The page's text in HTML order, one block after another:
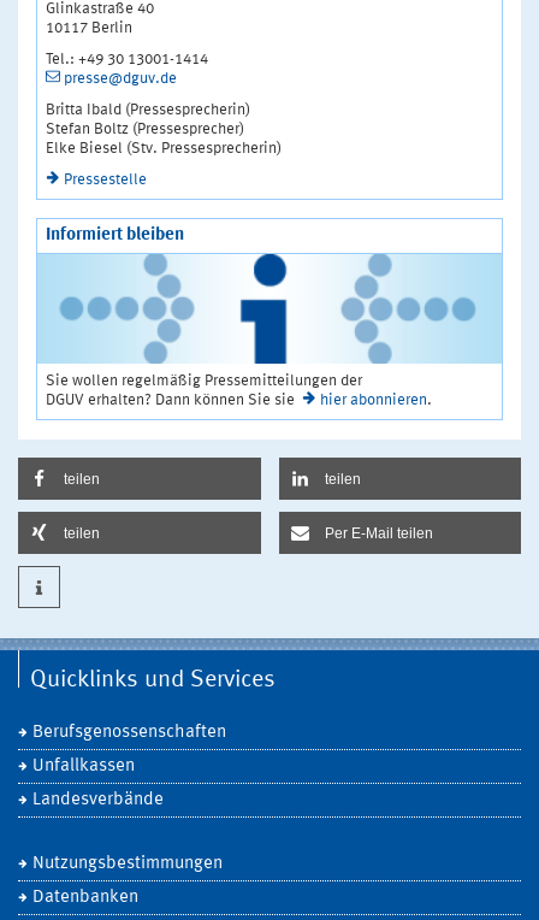
Glinkastraße 40
10117 Berlin
Tel.: +49 30 13001-1414
presse@dguv.de
Britta Ibald (Pressesprecherin)
Stefan Boltz (Pressesprecher)
Elke Biesel (Stv. Pressesprecherin)
Pressestelle
Informiert bleiben
Sie wollen regelmäßig Pressemitteilungen der
DGUV erhalten? Dann können Sie sie
hier abonnieren.
teilen teilen
teilen Per E-Mail teilen
Quicklinks und Services
Berufsgenossenschaften
Unfallkassen
Landesverbände
Nutzungsbestimmungen
Datenbanken